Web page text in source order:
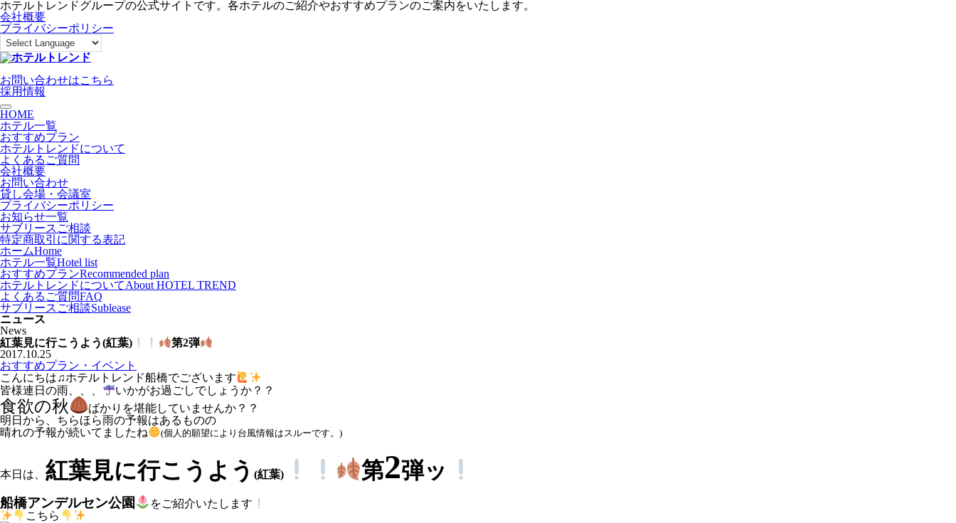
ホテルトレンドグループの公式サイトです。各ホテルのご紹介やおすすめプランのご案内をいたします。
会社概要
プライバシーポリシー
お問い合わせはこちら
採用情報
toggle navigation
HOME
ホテル一覧
おすすめプラン
ホテルトレンドについて
よくあるご質問
会社概要
お問い合わせ
貸し会場・会議室
プライバシーポリシー
お知らせ一覧
サブリースご相談
特定商取引に関する表記
ホームHome
ホテル一覧Hotel list
おすすめプランRecommended plan
ホテルトレンドについてAbout HOTEL TREND
よくあるご質問FAQ
サブリースご相談Sublease
ニュース
News
紅葉見に行こうよう(紅葉)
第2弾
2017.10.25
おすすめプラン・イベント
こんにちは♫ホテルトレンド船橋でございます
皆様連日の雨、、、
いかがお過ごしでしょうか？？
食欲の秋
ばかりを堪能していませんか？？
明日から、ちらほら雨の予報はあるものの
晴れの予報が続いてましたね
(個人的願望により台風情報はスルーです。)
本日は、 紅葉見に行こうよう (紅葉) 第2弾ッ
船橋アンデルセン公園
をご紹介いたします
こちら